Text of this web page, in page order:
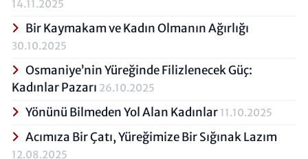
14.11.2025
Bir Kaymakam ve Kadın Olmanın Ağırlığı
30.10.2025
Osmaniye’nin Yüreğinde Filizlenecek Güç:
Kadınlar Pazarı 26.10.2025
Yönünü Bilmeden Yol Alan Kadınlar 11.10.2025
Acımıza Bir Çatı, Yüreğimize Bir Sığınak Lazım
12.08.2025